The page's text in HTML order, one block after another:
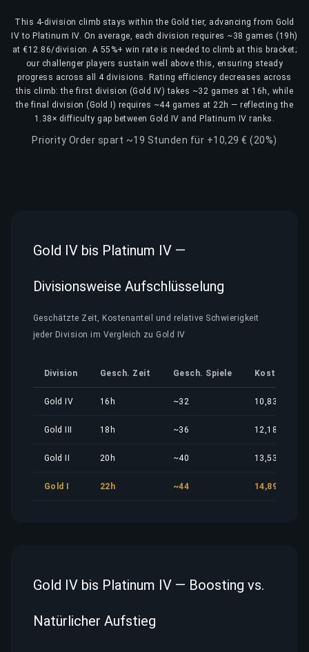
This 4-division climb stays within the Gold tier, advancing from Gold
IV to Platinum IV. On average, each division requires ~38 games (19h)
at €12.86/division. A 55%+ win rate is needed to climb at this bracket;
our challenger players sustain well above this, ensuring steady
progress across all 4 divisions. Rating efficiency decreases across
this climb: the first division (Gold IV) takes ~32 games at 16h, while
the final division (Gold I) requires ~44 games at 22h — reflecting the
1.38× difficulty gap between Gold IV and Platinum IV ranks.
Priority Order spart ~19 Stunden für +10,29 € (20%)
Gold IV bis Platinum IV —
Divisionsweise Aufschlüsselung
Geschätzte Zeit, Kostenanteil und relative Schwierigkeit
jeder Division im Vergleich zu Gold IV
Division Gesch. Zeit Gesch. Spiele
Gold IV 16h ~32 10,83 €
Gold III 18h ~36 12,18 €
Gold II 20h ~40 13,53 €
Gold I 22h ~44 14,89 €
Gold IV bis Platinum IV — Boosting vs.
Natürlicher Aufstieg